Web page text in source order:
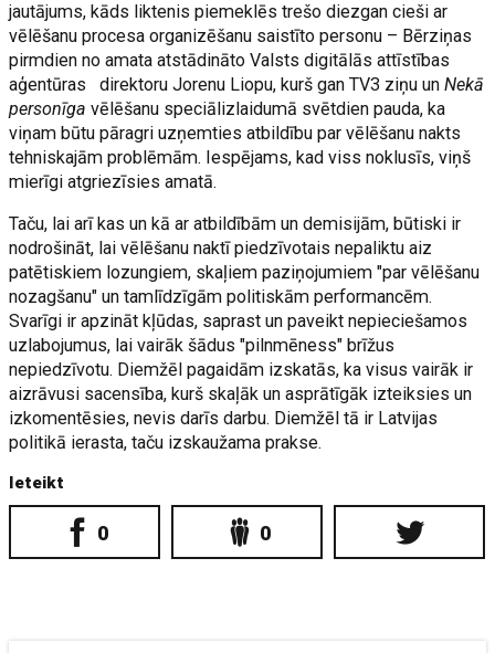
jautājums, kāds liktenis piemeklēs trešo diezgan cieši ar
vēlēšanu procesa organizēšanu saistīto personu – Bērziņas
pirmdien no amata atstādināto Valsts digitālās attīstības
aģentūras direktoru Jorenu Liopu, kurš gan TV3 ziņu unNekā
personīga vēlēšanu speciālizlaidumā svētdien pauda, ka
viņam būtu pāragri uzņemties atbildību par vēlēšanu nakts
tehniskajām problēmām. Iespējams, kad viss noklusīs, viņš
mierīgi atgriezīsies amatā.
Taču, lai arī kas un kā ar atbildībām un demisijām, būtiski ir
nodrošināt, lai vēlēšanu naktī piedzīvotais nepaliktu aiz
patētiskiem lozungiem, skaļiem paziņojumiem "par vēlēšanu
nozagšanu" un tamlīdzīgām politiskām performancēm.
Svarīgi ir apzināt kļūdas, saprast un paveikt nepieciešamos
uzlabojumus, lai vairāk šādus "pilnmēness" brīžus
nepiedzīvotu. Diemžēl pagaidām izskatās, ka visus vairāk ir
aizrāvusi sacensība, kurš skaļāk un asprātīgāk izteiksies un
izkomentēsies, nevis darīs darbu. Diemžēl tā ir Latvijas
politikā ierasta, taču izskaužama prakse.
Ieteikt
0 0